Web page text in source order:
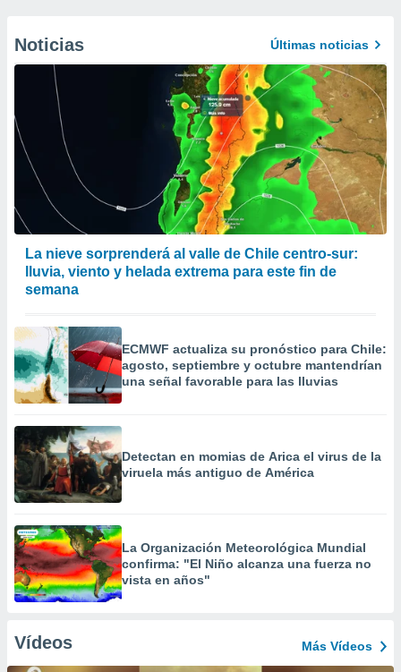
Noticias Últimas noticias
La nieve sorprenderá al valle de Chile centro-sur:
lluvia, viento y helada extrema para este fin de
semana
ECMWF actualiza su pronóstico para Chile:
agosto, septiembre y octubre mantendrían
una señal favorable para las lluvias
Detectan en momias de Arica el virus de la
viruela más antiguo de América
La Organización Meteorológica Mundial
confirma: "El Niño alcanza una fuerza no
vista en años"
Vídeos Más Vídeos